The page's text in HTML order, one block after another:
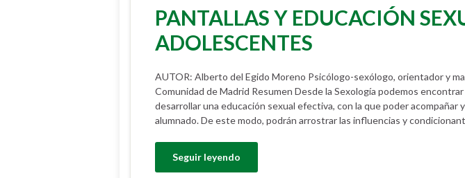
PANTALLAS Y EDUCACIÓN
ADOLESCENTES
AUTOR: Alberto del Egido Moreno Psicólogo-sexólogo, orientador y
Comunidad de Madrid Resumen Desde la Sexología podemos
desarrollar una educación sexual efectiva, con la que poder acompañar
alumnado. De este modo, podrán arrostrar las influencias y
Seguir leyendo